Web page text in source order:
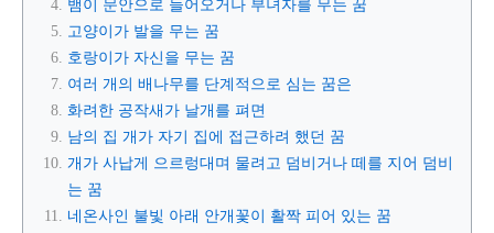
뱀이 문안으로 들어오거나 부녀자를 무는 꿈
고양이가 발을 무는 꿈
호랑이가 자신을 무는 꿈
여러 개의 배나무를 단계적으로 심는 꿈은
화려한 공작새가 날개를 펴면
남의 집 개가 자기 집에 접근하려 했던 꿈
개가 사납게 으르렁대며 물려고 덤비거나 떼를 지어 덤비
는 꿈
네온사인 불빛 아래 안개꽃이 활짝 피어 있는 꿈